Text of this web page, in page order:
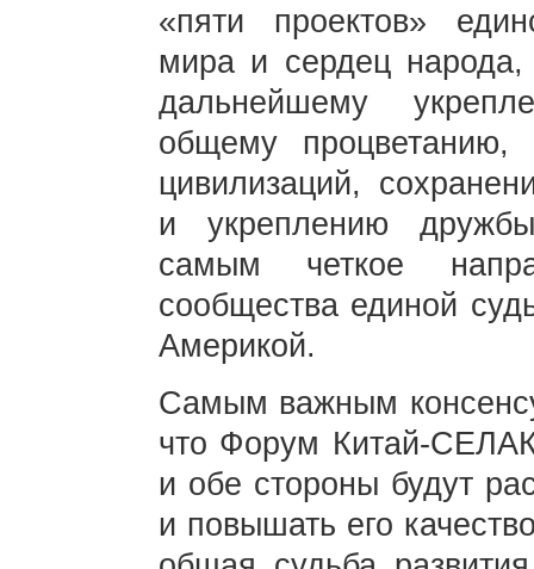
«пяти проектов»
мира и сердец народа,
дальнейшему
общему процветанию,
цивилизаций,
и укреплению
самым четкое
сообщества единой
Америкой.
Самым важным
что Форум Китай-СЕЛАК
и обе стороны будут
и повышать его